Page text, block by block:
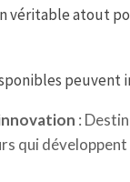
véritable atout
peuvent
:
qui